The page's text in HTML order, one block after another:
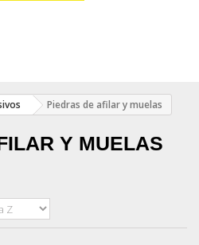
Piedras de afilar y muelas
Y MUELAS